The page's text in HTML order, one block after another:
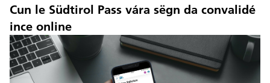
Cun le Südtirol Pass vára sëgn da convalidé
ince online